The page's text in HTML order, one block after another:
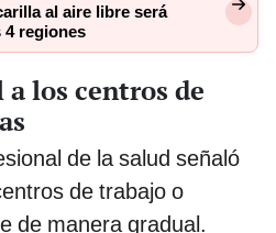
al aire libre será
4 regiones
los centros de
de la salud señaló
de trabajo o
de manera gradual.